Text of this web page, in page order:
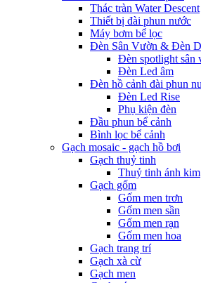
Thác tràn Water Descent
Thiết bị đài phun nước
Máy bơm bể lọc
Đèn Sân Vườn & Đèn
Đèn spotlight sân
Đèn Led âm
Đèn hồ cảnh đài phun
Đèn Led Rise
Phụ kiện đèn
Đầu phun bể cảnh
Bình lọc bể cảnh
Gạch mosaic - gạch hồ bơi
Gạch thuỷ tinh
Thuỷ tinh ánh kim
Gạch gốm
Gốm men trơn
Gốm men sần
Gốm men rạn
Gốm men hoa
Gạch trang trí
Gạch xà cừ
Gạch men